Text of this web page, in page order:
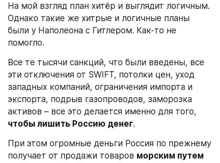
На мой взгляд план хитёр и выглядит логичным.
Однако такие же хитрые и логичные планы
были у Наполеона с Гитлером. Как-то не
помогло.
Все те тысячи санкций, что были введены, все
эти отключения от SWIFT, потолки цен, уход
западных компаний, ограничения импорта и
экспорта, подрыв газопроводов, заморозка
чтобы лишить Россию денег.
При этом огромные деньги Россия по прежнему
получает от продажи товаров морским путем